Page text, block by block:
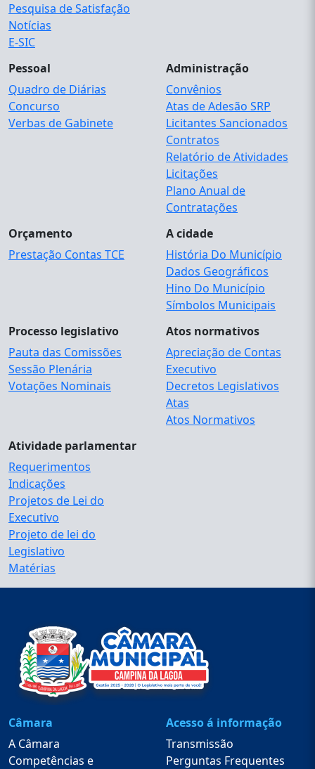
Pesquisa de Satisfação
Notícias
E-SIC
Pessoal
Quadro de Diárias
Concurso
Verbas de Gabinete
Administração
Convênios
Atas de Adesão SRP
Licitantes Sancionados
Contratos
Relatório de Atividades
Licitações
Plano Anual de
Contratações
Orçamento
Prestação Contas TCE
A cidade
História Do Município
Dados Geográficos
Hino Do Município
Símbolos Municipais
Processo legislativo
Pauta das Comissões
Sessão Plenária
Votações Nominais
Atos normativos
Apreciação de Contas
Executivo
Decretos Legislativos
Atas
Atos Normativos
Atividade parlamentar
Requerimentos
Indicações
Projetos de Lei do
Executivo
Projeto de lei do
Legislativo
Matérias
Câmara
A Câmara
Competências e
Acesso á informação
Transmissão
Perguntas Frequentes